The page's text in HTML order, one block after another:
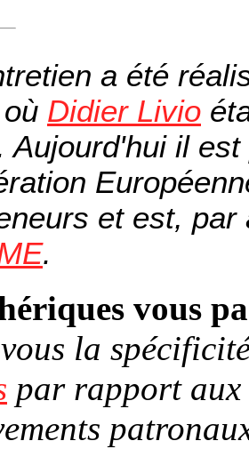
a été
Didier Livio
Aujourd'hui il
et est,
.
vous
la
par rapport